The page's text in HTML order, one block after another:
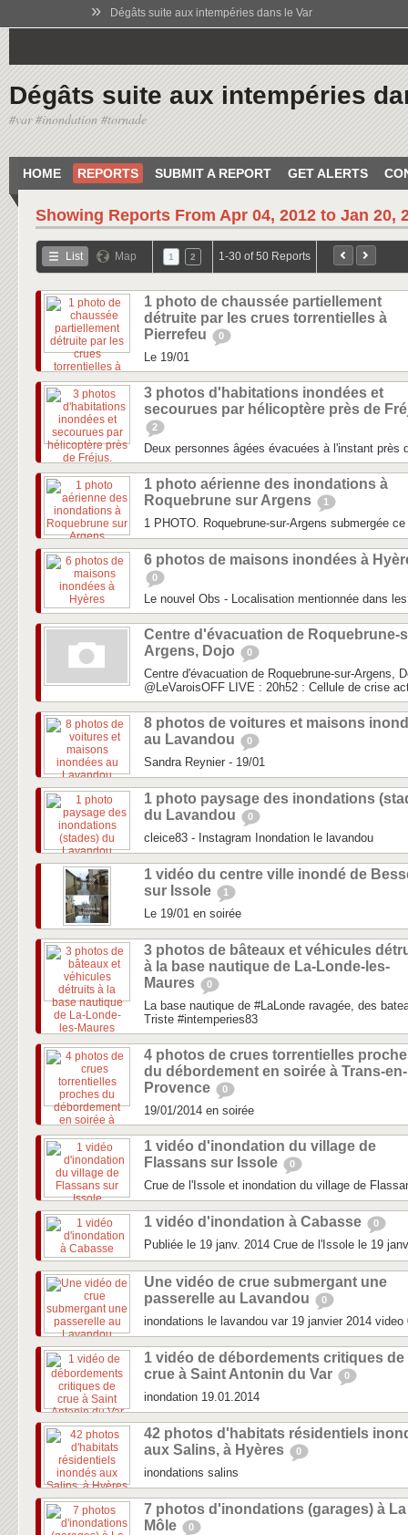
» Dégâts suite aux intempéries dans le Var
Dégâts suite aux intempéries
#var #inondation #tornade
HOME REPORTS SUBMIT A REPORT GET ALERTS
Showing Reports From Apr 04, 2012 to Jan 20,
List Map 1 2 1-30 of 50 Reports
1 photo de chaussée partiellement
détruite par les crues torrentielles à
Pierrefeu
0
Le 19/01
3 photos d'habitations inondées et
secourues par hélicoptère près de
2
Deux personnes âgées évacuées à l'instant près
1 photo aérienne des inondations à
Roquebrune sur Argens
1
1 PHOTO. Roquebrune-sur-Argens submergée
6 photos de maisons inondées à
0
Le nouvel Obs - Localisation mentionnée dans
Centre d'évacuation de Roquebrune-
Argens, Dojo
0
Centre d'évacuation de Roquebrune-sur-Argens,
‏@LeVaroisOFF LIVE : 20h52 : Cellule de crise
8 photos de voitures et maisons
au Lavandou
0
Sandra Reynier - 19/01
1 photo paysage des inondations
du Lavandou
0
cleice83 - Instagram Inondation le lavandou
1 vidéo du centre ville inondé de
sur Issole
1
Le 19/01 en soirée
3 photos de bâteaux et véhicules
à la base nautique de La-Londe-les-
Maures
0
La base nautique de #LaLonde ravagée, des
Triste #intemperies83
4 photos de crues torrentielles
du débordement en soirée à Trans-en-
Provence
0
19/01/2014 en soirée
1 vidéo d'inondation du village de
Flassans sur Issole
0
Crue de l'Issole et inondation du village de
1 vidéo d'inondation à Cabasse 0
Publiée le 19 janv. 2014 Crue de l'Issole le 19
Une vidéo de crue submergant une
passerelle au Lavandou
0
inondations le lavandou var 19 janvier 2014 video
1 vidéo de débordements critiques de
crue à Saint Antonin du Var
0
inondation 19.01.2014
42 photos d'habitats résidentiels
aux Salins, à Hyères
0
inondations salins
7 photos d'inondations (garages) à La
Môle
0